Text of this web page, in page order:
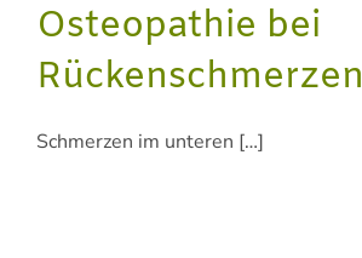
Osteopathie bei
Rückenschmerzen
Schmerzen im unteren […]